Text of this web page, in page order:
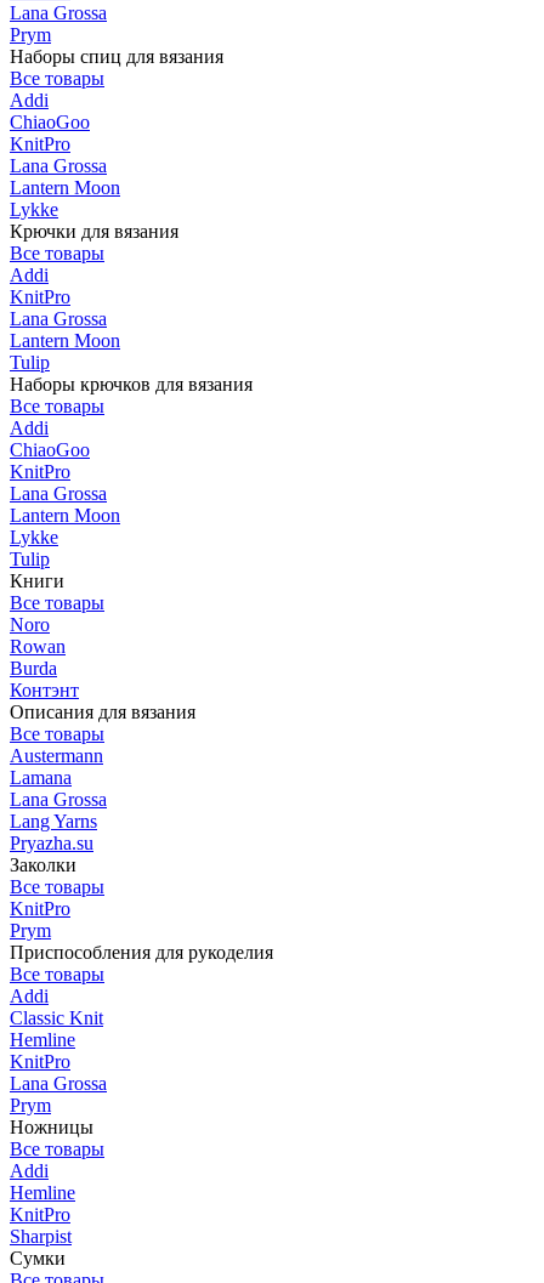
Lana Grossa
Prym
Наборы спиц для вязания
Все товары
Addi
ChiaoGoo
KnitPro
Lana Grossa
Lantern Moon
Lykke
Крючки для вязания
Все товары
Addi
KnitPro
Lana Grossa
Lantern Moon
Tulip
Наборы крючков для вязания
Все товары
Addi
ChiaoGoo
KnitPro
Lana Grossa
Lantern Moon
Lykke
Tulip
Книги
Все товары
Noro
Rowan
Burda
Контэнт
Описания для вязания
Все товары
Austermann
Lamana
Lana Grossa
Lang Yarns
Pryazha.su
Заколки
Все товары
KnitPro
Prym
Приспособления для рукоделия
Все товары
Addi
Classic Knit
Hemline
KnitPro
Lana Grossa
Prym
Ножницы
Все товары
Addi
Hemline
KnitPro
Sharpist
Сумки